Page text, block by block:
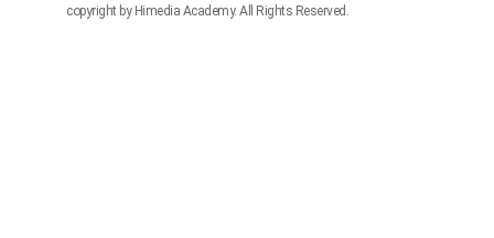
copyright by Himedia Academy. All Rights Reserved.